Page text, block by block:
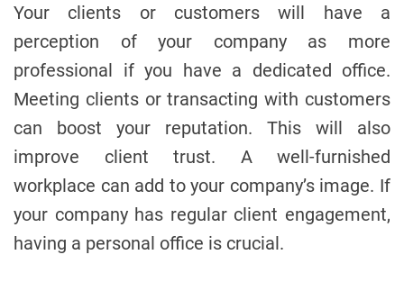
Your clients or customers will have a
perception of your company as more
professional if you have a dedicated office.
Meeting clients or transacting with customers
can boost your reputation. This will also
improve client trust. A well-furnished
workplace can add to your company’s image. If
your company has regular client engagement,
having a personal office is crucial.